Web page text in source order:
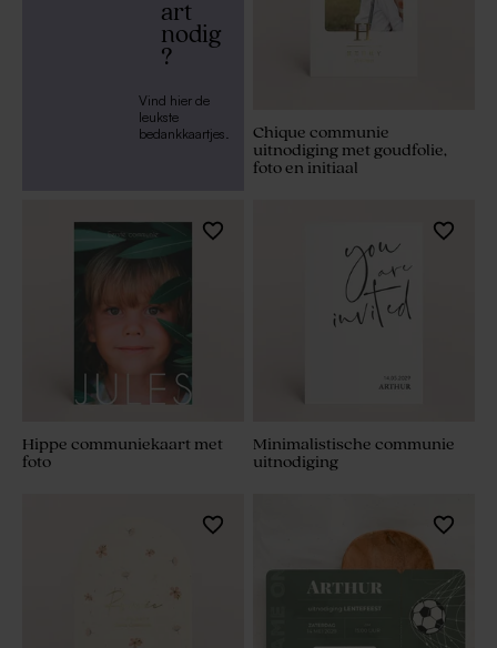
art
nodig
?
Vind hier de
leukste
bedankkaartjes.
Chique communie
uitnodiging met goudfolie,
foto en initiaal
Hippe communiekaart met
foto
Minimalistische communie
uitnodiging